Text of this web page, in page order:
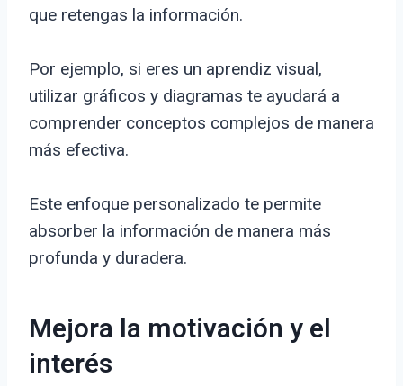
que retengas la información.
Por ejemplo, si eres un aprendiz visual,
utilizar gráficos y diagramas te ayudará a
comprender conceptos complejos de manera
más efectiva.
Este enfoque personalizado te permite
absorber la información de manera más
profunda y duradera.
Mejora la motivación y el
interés